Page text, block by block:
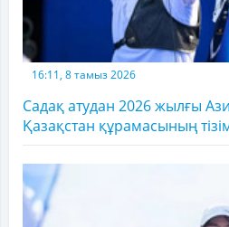
16:11, 8 тамыз 2026
Садақ атудан 2026 жылғы
Қазақстан құрамасының